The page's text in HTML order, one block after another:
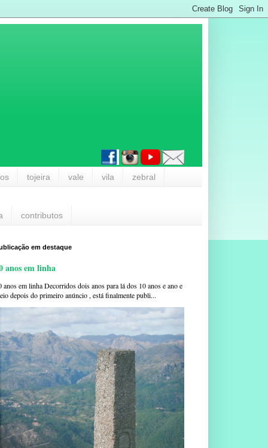
tojeira vale vila zebral
contributos
em destaque
anos em linha
anos em linha Decorridos dois anos para lá dos 10 anos e ano e
depois do primeiro anúncio , está finalmente publi...